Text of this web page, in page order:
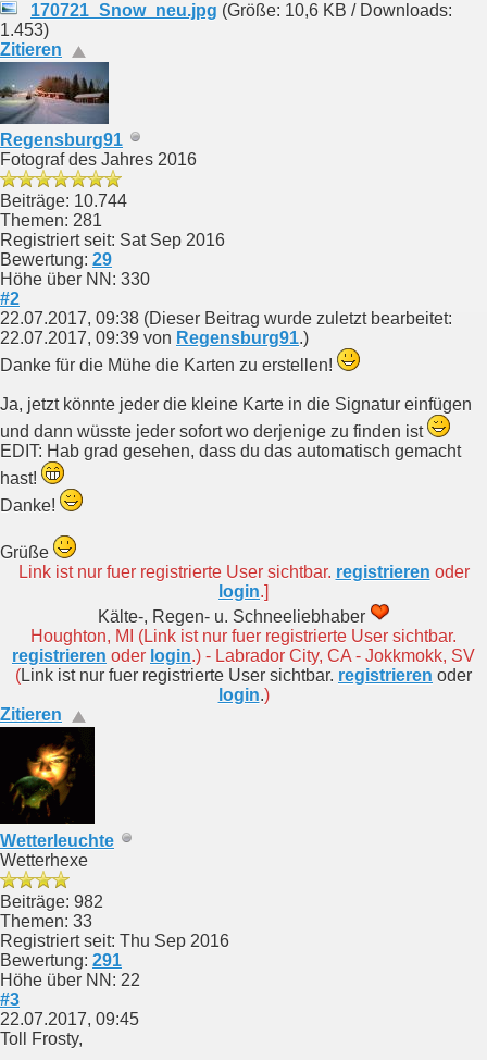
170721_Snow_neu.jpg (Größe: 10,6 KB / Downloads:
1.453)
Zitieren
Regensburg91
Fotograf des Jahres 2016
Beiträge: 10.744
Themen: 281
Registriert seit: Sat Sep 2016
Bewertung: 29
Höhe über NN: 330
#2
22.07.2017, 09:38 (Dieser Beitrag wurde zuletzt bearbeitet:
22.07.2017, 09:39 von Regensburg91.)
Danke für die Mühe die Karten zu erstellen!
Ja, jetzt könnte jeder die kleine Karte in die Signatur einfügen
und dann wüsste jeder sofort wo derjenige zu finden ist
EDIT: Hab grad gesehen, dass du das automatisch gemacht
hast!
Danke!
Grüße
Link ist nur fuer registrierte User sichtbar. registrieren oder
login.]
Kälte-, Regen- u. Schneeliebhaber
Houghton, MI (Link ist nur fuer registrierte User sichtbar.
registrieren oder login.) - Labrador City, CA - Jokkmokk, SV
(Link ist nur fuer registrierte User sichtbar. registrieren oder
login.)
Zitieren
Wetterleuchte
Wetterhexe
Beiträge: 982
Themen: 33
Registriert seit: Thu Sep 2016
Bewertung: 291
Höhe über NN: 22
#3
22.07.2017, 09:45
Toll Frosty,